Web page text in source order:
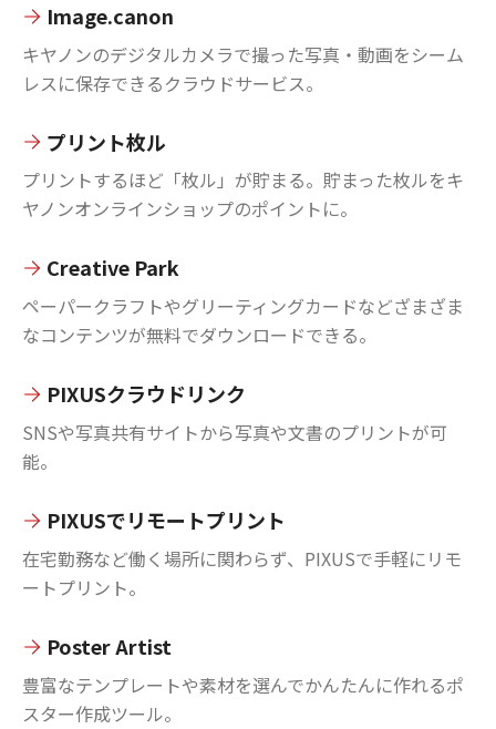
Image.canon
キヤノンのデジタルカメラで撮った写真・動画をシーム
レスに保存できるクラウドサービス。
プリント枚ル
プリントするほど「枚ル」が貯まる。貯まった枚ルをキ
ヤノンオンラインショップのポイントに。
Creative Park
ペーパークラフトやグリーティングカードなどざまざま
なコンテンツが無料でダウンロードできる。
PIXUSクラウドリンク
SNSや写真共有サイトから写真や文書のプリントが可
能。
PIXUSでリモートプリント
在宅勤務など働く場所に関わらず、PIXUSで手軽にリモ
ートプリント。
Poster Artist
豊富なテンプレートや素材を選んでかんたんに作れるポ
スター作成ツール。